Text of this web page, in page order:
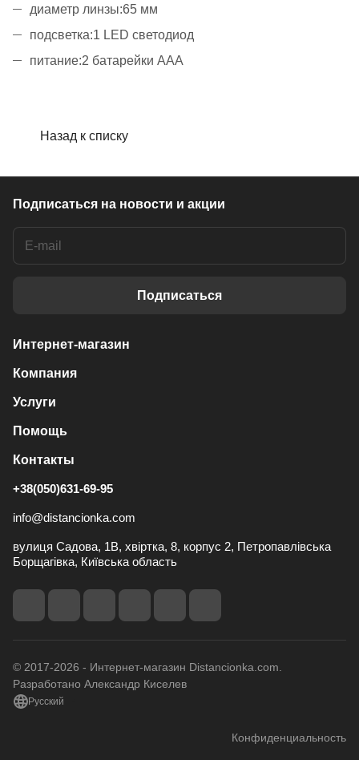
диаметр линзы:65 мм
подсветка:1 LED светодиод
питание:2 батарейки ААА
Назад к списку
Подписаться на новости и акции
Подписаться
Интернет-магазин
Компания
Услуги
Помощь
Контакты
+38(050)631-69-95
info@distancionka.com
вулиця Садова, 1В, хвіртка, 8, корпус 2, Петропавлівська
Борщагівка, Київська область
© 2017-2026 - Интернет-магазин Distancionka.com.
Разработано Александр Киселев
Русский
Конфиденциальность